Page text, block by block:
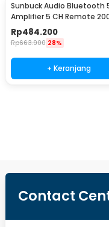
Sunbuck Audio Bluetooth
Amplifier 5 CH Remote
- AV-298BT
Rp484.200
Rp663.900 28%
+ Keranjang
Contact